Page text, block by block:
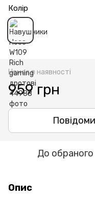
Колір
Немає в наявності
959 грн
До обраного
Опис